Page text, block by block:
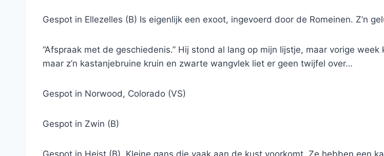
Gespot in Ellezelles (B) Is eigenlijk een exoot, ingevoerd door de Romeinen. Z’n
“Afspraak met de geschiedenis.” Hij stond al lang op mijn lijstje, maar vorige
maar z’n kastanjebruine kruin en zwarte wangvlek liet er geen twijfel over…
Gespot in Norwood, Colorado (VS)
Gespot in Zwin (B)
Gespot in Heist (B). Kleine gans die vaak aan de kust voorkomt. Ze hebben een